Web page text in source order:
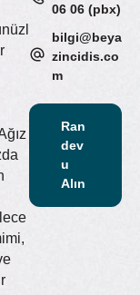
06 06 (pbx)
bilgi@beya
zincidis.co
m
Ran
dev
u
Alın